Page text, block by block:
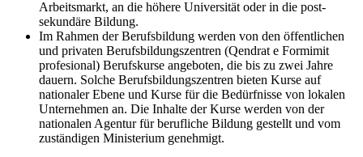
Arbeitsmarkt, an die höhere Universität oder in die post-
sekundäre Bildung.
Im Rahmen der Berufsbildung werden von den öffentlichen
und privaten Berufsbildungszentren (Qendrat e Formimit
profesional) Berufskurse angeboten, die bis zu zwei Jahre
dauern. Solche Berufsbildungszentren bieten Kurse auf
nationaler Ebene und Kurse für die Bedürfnisse von lokalen
Unternehmen an. Die Inhalte der Kurse werden von der
nationalen Agentur für berufliche Bildung gestellt und vom
zuständigen Ministerium genehmigt.